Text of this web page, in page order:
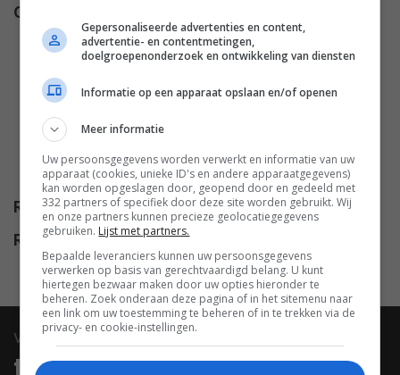
Cast
Hutton,Mike Dopud,Matthew
Marsden,Adrianne Palicki,
White
Buchholz
Dakota Guppy,
Chandler,Leo Rano.
Release
01.08.2017
Release DVD
06.09.2017
video
trailers & clips
Gepersonaliseerde advertenties en content,
advertentie- en contentmetingen,
doelgroepenonderzoek en ontwikkeling van diensten
Informatie op een apparaat opslaan en/of openen
Meer informatie
Uw persoonsgegevens worden verwerkt en informatie van uw
apparaat (cookies, unieke ID's en andere apparaatgegevens)
kan worden opgeslagen door, geopend door en gedeeld met
332 partners of specifiek door deze site worden gebruikt. Wij
en onze partners kunnen precieze geolocatiegegevens
gebruiken. Lijst met partners.
Bepaalde leveranciers kunnen uw persoonsgegevens
verwerken op basis van gerechtvaardigd belang. U kunt
hiertegen bezwaar maken door uw opties hieronder te
beheren. Zoek onderaan deze pagina of in het sitemenu naar
een link om uw toestemming te beheren of in te trekken via de
privacy- en cookie-instellingen.